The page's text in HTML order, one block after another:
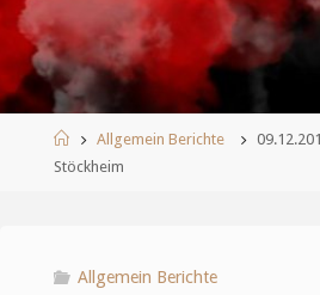
StartAllgemein Berichte
Stöckheim
Allgemein Berichte